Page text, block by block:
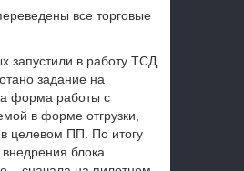
все торговые
запустили в работу ТСД
задание на
форма работы с
в форме отгрузки,
целевом ПП. По итогу
блока